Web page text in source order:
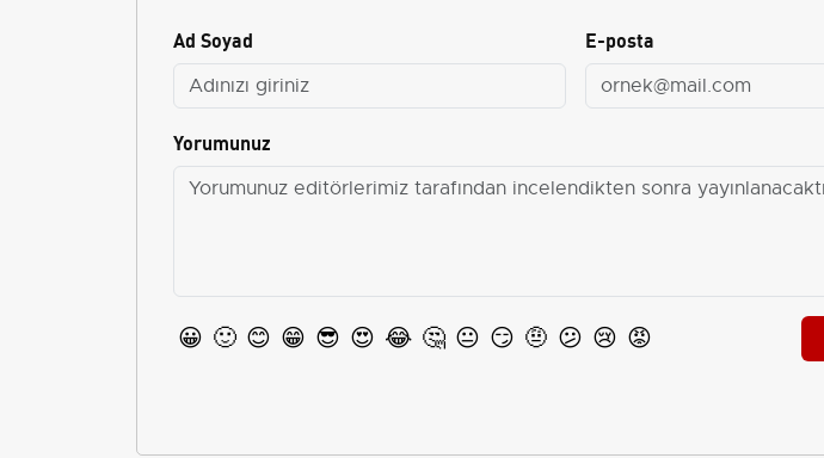
Ad Soyad E-posta
Yorumunuz
😀 🙂 😊 😁 😎 😍 😂 🤔 😐 😏 🤨 😕 😢 😡